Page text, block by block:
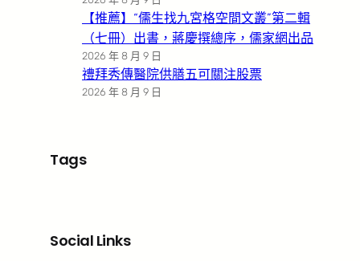
【推薦】“儒生找九宮格空間文叢”第二輯
（七冊）出書，蔣慶撰總序，儒家網出品
2026 年 8 月 9 日
禮拜秀傳醫院供膳五可關注股票
2026 年 8 月 9 日
Tags
Social Links